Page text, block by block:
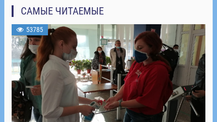
САМЫЕ ЧИТАЕМЫЕ
53785